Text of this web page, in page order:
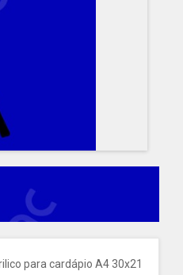
para cardápio A4 30x21